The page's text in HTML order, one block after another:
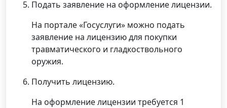
Подать заявление на оформление лицензии.
На портале «Госуслуги» можно подать
заявление на лицензию для покупки
травматического и гладкоствольного
оружия.
Получить лицензию.
На оформление лицензии требуется 1